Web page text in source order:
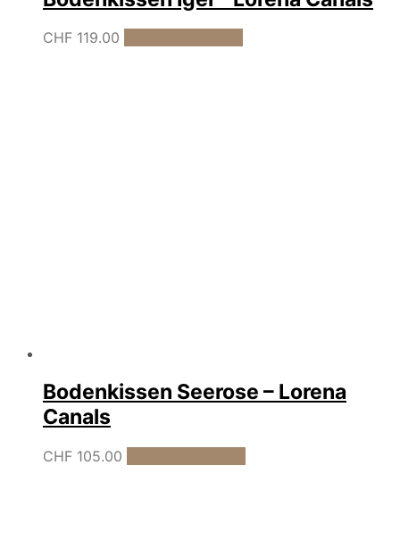
CHF 119.00
Bodenkissen Seerose – Lorena
Canals
CHF 105.00